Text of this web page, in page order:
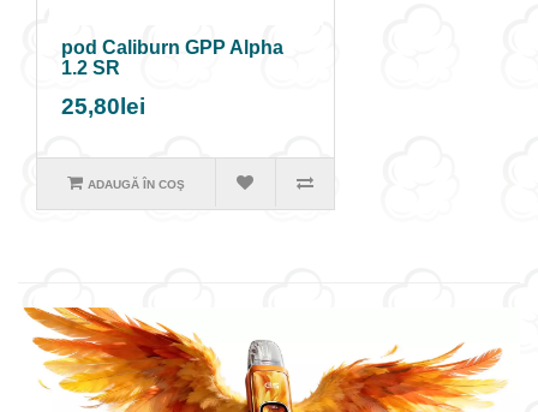
pod Caliburn GPP Alpha
1.2 SR
25,80lei
ADAUGĂ ÎN COŞ